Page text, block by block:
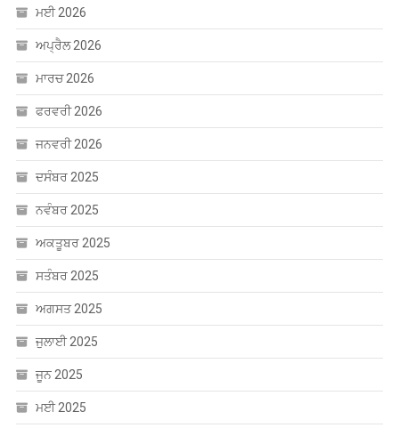
ਮਈ 2026
ਅਪ੍ਰੈਲ 2026
ਮਾਰਚ 2026
ਫਰਵਰੀ 2026
ਜਨਵਰੀ 2026
ਦਸੰਬਰ 2025
ਨਵੰਬਰ 2025
ਅਕਤੂਬਰ 2025
ਸਤੰਬਰ 2025
ਅਗਸਤ 2025
ਜੁਲਾਈ 2025
ਜੂਨ 2025
ਮਈ 2025